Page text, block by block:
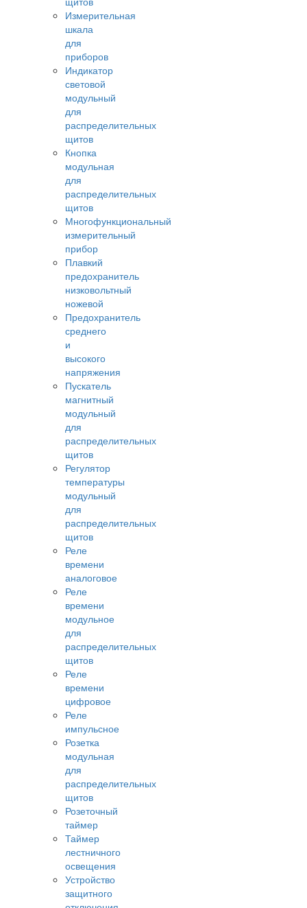
Измерительная
шкала
для
приборов
Индикатор
световой
модульный
для
распределительных
щитов
Кнопка
модульная
для
распределительных
щитов
Многофункциональный
измерительный
прибор
Плавкий
предохранитель
низковольтный
ножевой
Предохранитель
среднего
и
высокого
напряжения
Пускатель
магнитный
модульный
для
распределительных
щитов
Регулятор
температуры
модульный
для
распределительных
щитов
Реле
времени
аналоговое
Реле
времени
модульное
для
распределительных
щитов
Реле
времени
цифровое
Реле
импульсное
Розетка
модульная
для
распределительных
щитов
Розеточный
таймер
Таймер
лестничного
освещения
Устройство
защитного